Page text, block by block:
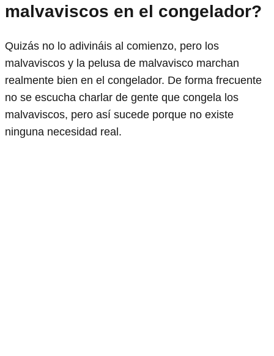
malvaviscos en el congelador?
Quizás no lo adivináis al comienzo, pero los
malvaviscos y la pelusa de malvavisco marchan
realmente bien en el congelador. De forma frecuente
no se escucha charlar de gente que congela los
malvaviscos, pero así sucede porque no existe
ninguna necesidad real.